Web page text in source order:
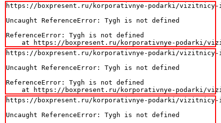
https://boxpresent.ru/korporativnye-podarki/vizitnicy-
Uncaught ReferenceError: Tygh is not defined
ReferenceError: Tygh is not defined
at https://boxpresent.ru/korporativnye-podarki/
https://boxpresent.ru/korporativnye-podarki/vizitnicy-
Uncaught ReferenceError: Tygh is not defined
ReferenceError: Tygh is not defined
at https://boxpresent.ru/korporativnye-podarki/
https://boxpresent.ru/korporativnye-podarki/vizitnicy-
Uncaught ReferenceError: Tygh is not defined